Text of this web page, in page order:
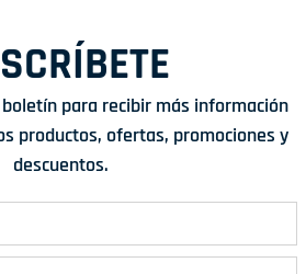
para recibir más información
productos, ofertas, promociones y
descuentos.